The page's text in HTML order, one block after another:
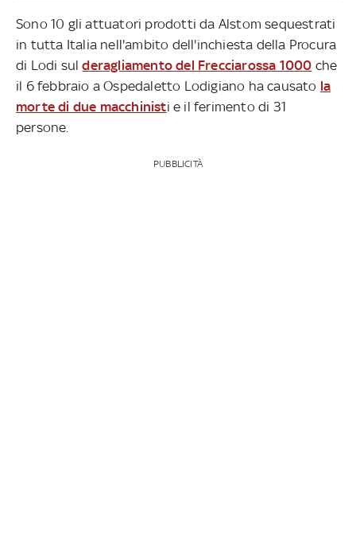
Sono 10 gli attuatori prodotti da Alstom sequestrati
in tutta Italia nell'ambito dell'inchiesta della Procura
di Lodi sulderagliamento del Frecciarossa 1000 che
il 6 febbraio a Ospedaletto Lodigiano ha causato la
morte di due macchinisti e il ferimento di 31
persone.
PUBBLICITÀ